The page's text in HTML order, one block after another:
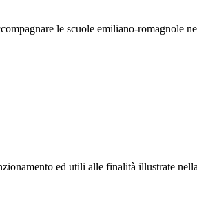
le scuole emiliano-romagnole
ed utili alle finalità illustrate nella